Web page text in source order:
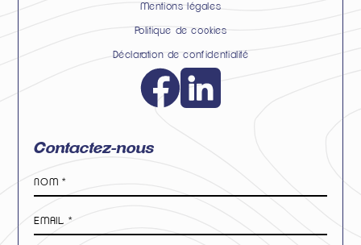
Mentions légales
Politique de cookies
Déclaration de confidentialité
Contactez-nous
Nom *
E-
mail
*